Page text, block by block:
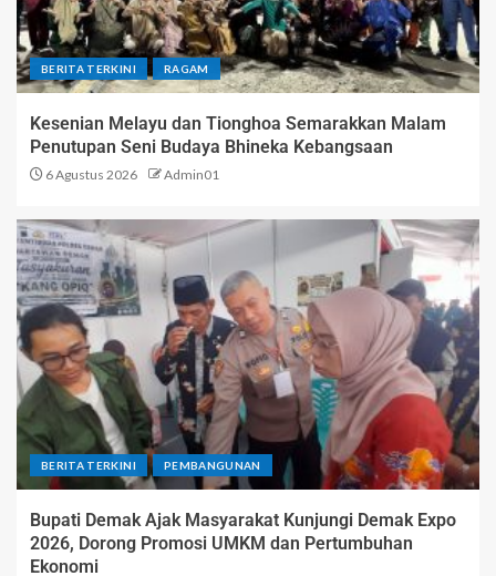
BERITA TERKINI RAGAM
Kesenian Melayu dan Tionghoa Semarakkan Malam
Penutupan Seni Budaya Bhineka Kebangsaan
6 Agustus 2026 Admin01
BERITA TERKINI PEMBANGUNAN
Bupati Demak Ajak Masyarakat Kunjungi Demak Expo
2026, Dorong Promosi UMKM dan Pertumbuhan
Ekonomi